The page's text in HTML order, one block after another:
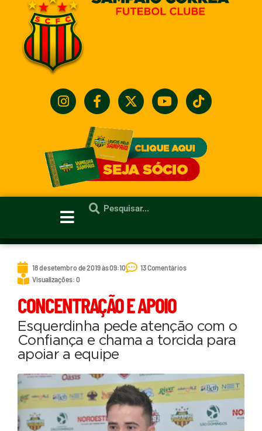
18 de setembro de 2019 às 09:10
13 Comentários
Visualizações: 0
CONCENTRAÇÃO E APOIO
Esquerdinha pede atenção com o
Confiança e chama a torcida para
apoiar a equipe